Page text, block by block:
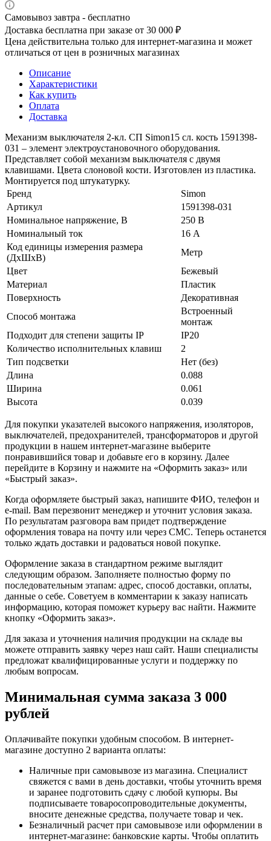
Самовывоз завтра - бесплатно
Доставка бесплатна при заказе от 30 000 ₽
Цена действительна только для интернет-магазина и может
отличаться от цен в розничных магазинах
Описание
Характеристики
Как купить
Оплата
Доставка
Механизм выключателя 2-кл. СП Simon15 сл. кость 1591398-
031 – элемент электроустановочного оборудования.
Представляет собой механизм выключателя с двумя
клавишами. Цвета слоновой кости. Изготовлен из пластика.
Монтируется под штукатурку.
Бренд
Simon
Артикул
1591398-031
Номинальное напряжение, В
250 В
Номинальный ток
16 А
Код единицы измерения размера
(ДхШхВ)
Метр
Цвет
Бежевый
Материал
Пластик
Поверхность
Декоративная
Способ монтажа
Встроенный
монтаж
Подходит для степени защиты IP
IP20
Количество исполнительных клавиш
2
Тип подсветки
Нет (без)
Длина
0.088
Ширина
0.061
Высота
0.039
Для покупки указателей высокого напряжения, изоляторов,
выключателей, предохранителей, трансформаторов и другой
продукции в нашем интернет-магазине выберите
понравившийся товар и добавьте его в корзину. Далее
перейдите в Корзину и нажмите на «Оформить заказ» или
«Быстрый заказ».
Когда оформляете быстрый заказ, напишите ФИО, телефон и
e-mail. Вам перезвонит менеджер и уточнит условия заказа.
По результатам разговора вам придет подтверждение
оформления товара на почту или через СМС. Теперь останется
только ждать доставки и радоваться новой покупке.
Оформление заказа в стандартном режиме выглядит
следующим образом. Заполняете полностью форму по
последовательным этапам: адрес, способ доставки, оплаты,
данные о себе. Советуем в комментарии к заказу написать
информацию, которая поможет курьеру вас найти. Нажмите
кнопку «Оформить заказ».
Для заказа и уточнения наличия продукции на складе вы
можете отправить заявку через наш сайт. Наши специалисты
предложат квалифицированные услуги и поддержку по
любым вопросам.
Минимальная сумма заказа 3 000
рублей
Оплачивайте покупки удобным способом. В интернет-
магазине доступно 2 варианта оплаты:
Наличные при самовывозе из магазина. Специалист
свяжется с вами в день доставки, чтобы уточнить время
и заранее подготовить сдачу с любой купюры. Вы
подписываете товаросопроводительные документы,
вносите денежные средства, получаете товар и чек.
Безналичный расчет при самовывозе или оформлении в
интернет-магазине: банковские карты. Чтобы оплатить